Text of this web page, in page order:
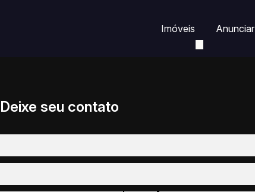
Anunciar
Imóveis
Deixe seu contato